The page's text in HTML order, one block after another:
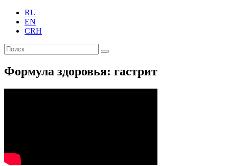
RU
EN
CRH
Формула здоровья: гастрит